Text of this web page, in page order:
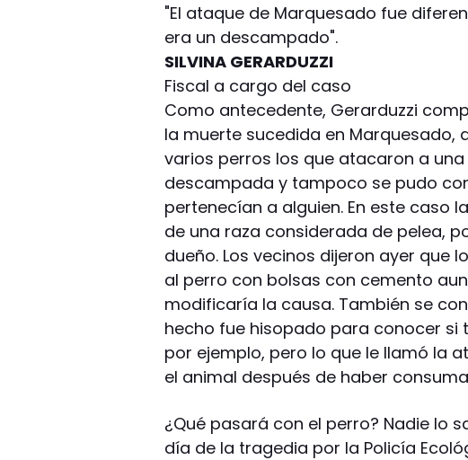
"El ataque de Marquesado fue
era un descampado".
SILVINA GERARDUZZI
Fiscal a cargo del caso
Como antecedente, Gerarduzzi
la muerte sucedida en Marquesado,
varios perros los que atacaron a
descampada y tampoco se pudo
pertenecían a alguien. En este caso
de una raza considerada de pelea,
dueño. Los vecinos dijeron ayer que
al perro con bolsas con cemento
modificaría la causa. También se
hecho fue hisopado para conocer
por ejemplo, pero lo que le llamó la
el animal después de haber
¿Qué pasará con el perro? Nadie lo
día de la tragedia por la Policía